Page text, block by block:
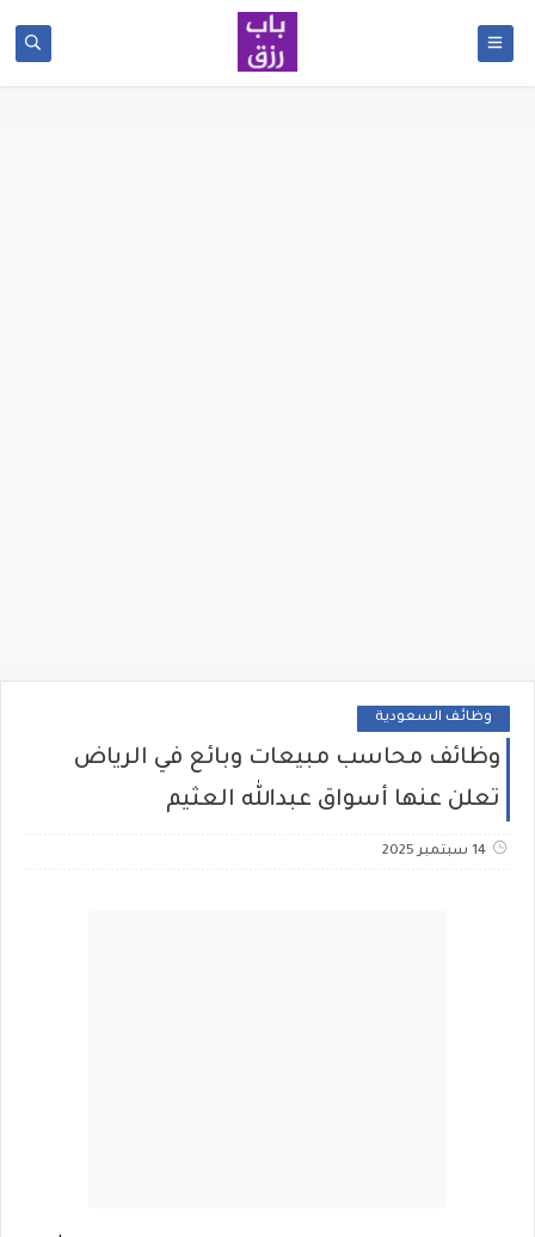
وظائف السعودية
وظائف محاسب مبيعات وبائع في الرياض
تعلن عنها أسواق عبدالله العثيم
14 سبتمبر 2025